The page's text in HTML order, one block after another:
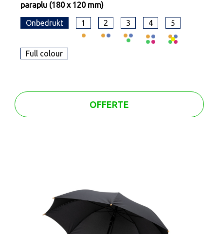
paraplu (180 x 120 mm)
Onbedrukt 1 2 3 4 5
Full colour
OFFERTE